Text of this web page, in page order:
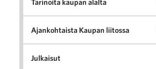
Ajankohtaista Kaupan liitossa
Julkaisut